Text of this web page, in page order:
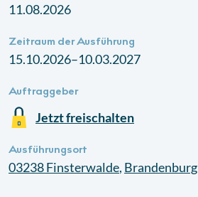
11.08.2026
Zeitraum der Ausführung
15.10.2026–10.03.2027
Auftraggeber
Jetzt freischalten
Ausführungsort
03238Finsterwalde, Brandenburg